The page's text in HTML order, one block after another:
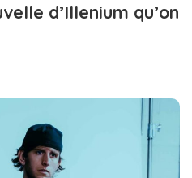
d’Illenium qu’on